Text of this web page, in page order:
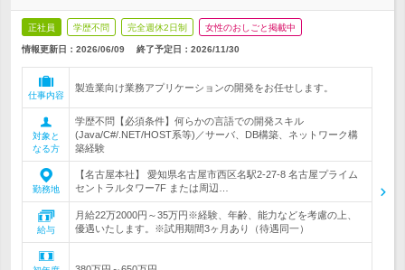
正社員 学歴不問 完全週休2日制 女性のおしごと掲載中
情報更新日：2026/06/09 終了予定日： 2026/11/30
仕事内容
製造業向け業務アプリケーションの開発をお任せします。
対象と
なる方
学歴不問【必須条件】何らかの言語での開発スキル
(Java/C#/.NET/HOST系等)／サーバ、DB構築、ネットワーク構
築経験
勤務地
【名古屋本社】 愛知県名古屋市西区名駅2-27-8 名古屋プライム
セントラルタワー7F または周辺…
給与
月給22万2000円～35万円※経験、年齢、能力などを考慮の上、
優遇いたします。※試用期間3ヶ月あり（待遇同一）